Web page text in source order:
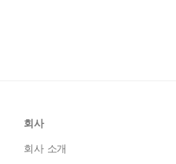
회사
회사 소개